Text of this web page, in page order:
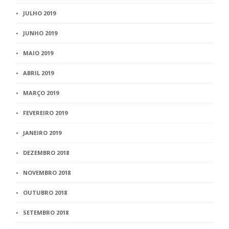
JULHO 2019
JUNHO 2019
MAIO 2019
ABRIL 2019
MARÇO 2019
FEVEREIRO 2019
JANEIRO 2019
DEZEMBRO 2018
NOVEMBRO 2018
OUTUBRO 2018
SETEMBRO 2018